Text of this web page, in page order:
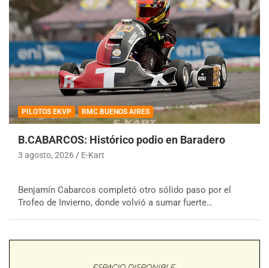
PILOTOS EKVP RMC BUENOS AIRES
B.CABARCOS: Histórico podio en Baradero
3 agosto, 2026 E-Kart
Benjamín Cabarcos completó otro sólido paso por el
Trofeo de Invierno, donde volvió a sumar fuerte…